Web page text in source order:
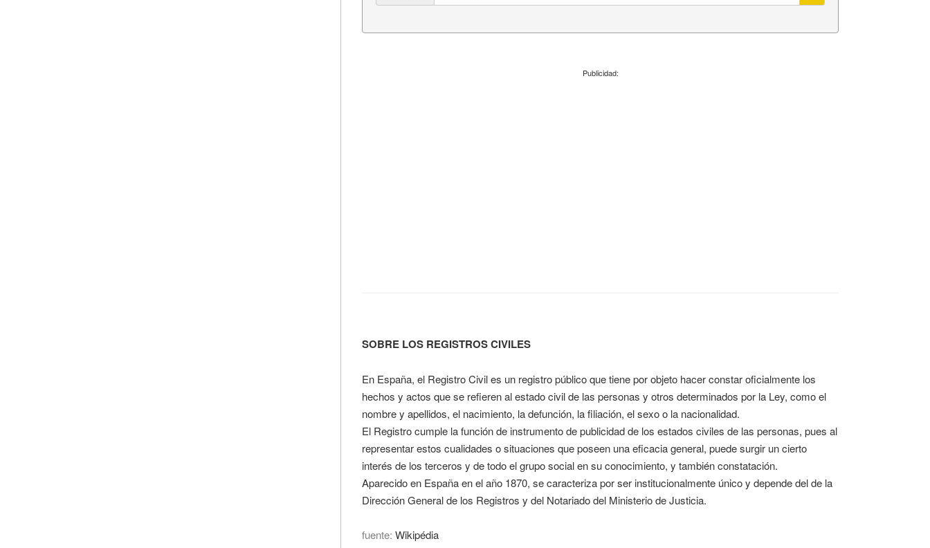
Publicidad:
SOBRE LOS REGISTROS CIVILES
En España, el Registro Civil es un registro público que tiene por objeto hacer constar oficialmente los
hechos y actos que se refieren al estado civil de las personas y otros determinados por la Ley, como el
nombre y apellidos, el nacimiento, la defunción, la filiación, el sexo o la nacionalidad.
El Registro cumple la función de instrumento de publicidad de los estados civiles de las personas, pues al
representar estos cualidades o situaciones que poseen una eficacia general, puede surgir un cierto
interés de los terceros y de todo el grupo social en su conocimiento, y también constatación.
Aparecido en España en el año 1870, se caracteriza por ser institucionalmente único y depende del de la
Dirección General de los Registros y del Notariado del Ministerio de Justicia.
fuente: Wikipédia